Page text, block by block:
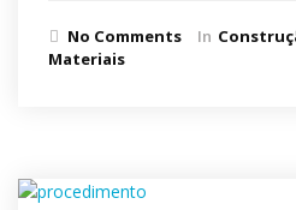
No Comments In
Materiais